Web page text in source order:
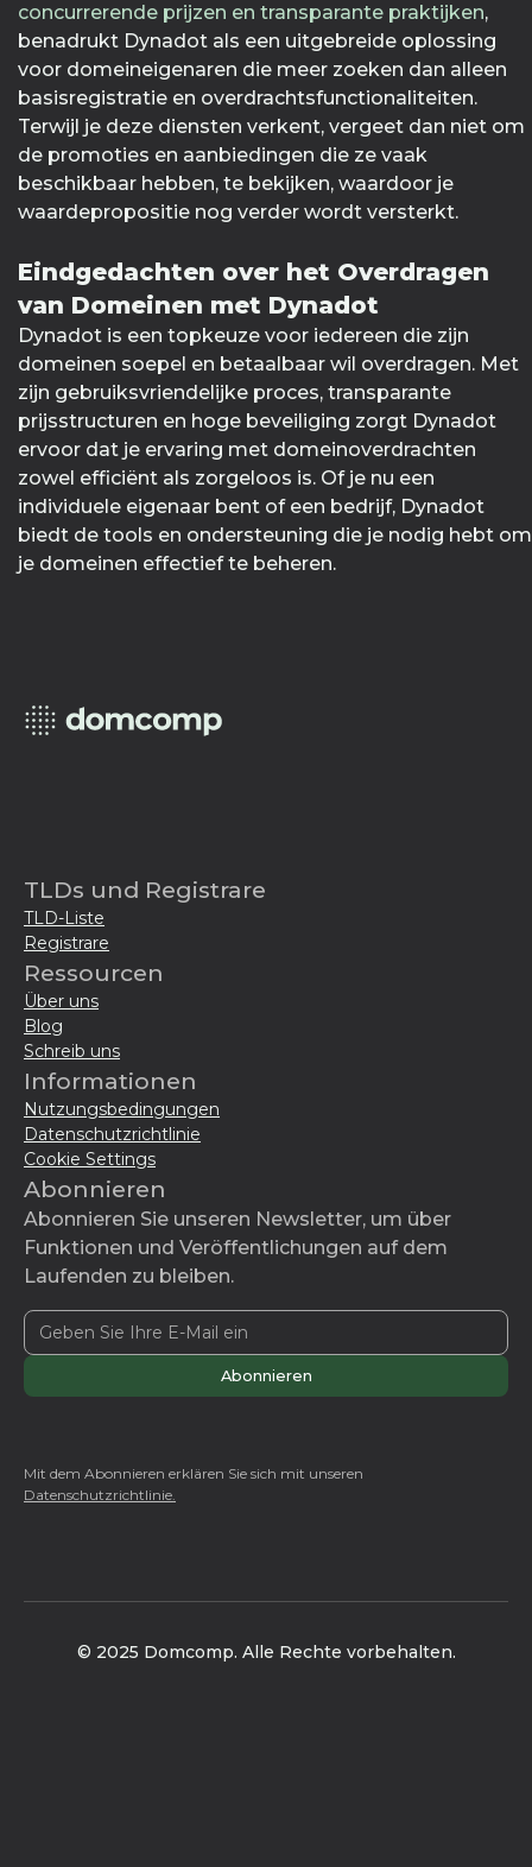
concurrerende prijzen en transparante praktijken,
benadrukt Dynadot als een uitgebreide oplossing
voor domeineigenaren die meer zoeken dan alleen
basisregistratie en overdrachtsfunctionaliteiten.
Terwijl je deze diensten verkent, vergeet dan niet om
de promoties en aanbiedingen die ze vaak
beschikbaar hebben, te bekijken, waardoor je
waardepropositie nog verder wordt versterkt.
Eindgedachten over het Overdragen
van Domeinen met Dynadot
Dynadot is een topkeuze voor iedereen die zijn
domeinen soepel en betaalbaar wil overdragen. Met
zijn gebruiksvriendelijke proces, transparante
prijsstructuren en hoge beveiliging zorgt Dynadot
ervoor dat je ervaring met domeinoverdrachten
zowel efficiënt als zorgeloos is. Of je nu een
individuele eigenaar bent of een bedrijf, Dynadot
biedt de tools en ondersteuning die je nodig hebt om
je domeinen effectief te beheren.
TLDs und Registrare
TLD-Liste
Registrare
Ressourcen
Über uns
Blog
Schreib uns
Informationen
Nutzungsbedingungen
Datenschutzrichtlinie
Cookie Settings
Abonnieren
Abonnieren Sie unseren Newsletter, um über
Funktionen und Veröffentlichungen auf dem
Laufenden zu bleiben.
Mit dem Abonnieren erklären Sie sich mit unseren
Datenschutzrichtlinie.
© 2025 Domcomp. Alle Rechte vorbehalten.